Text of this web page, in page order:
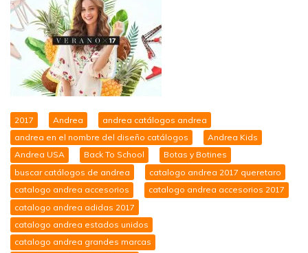
2017 Andrea
andrea catálogos andrea
andrea en el nombre del diseño catálogos
Andrea Kids
Andrea USA
Back To School
Botas y Botines
buscar catálogos de andrea
catalogo andrea 2017 queretaro
catalogo andrea accesorios
catalogo andrea accesorios 2017
catalogo andrea adidas 2017
catalogo andrea estados unidos
catalogo andrea grandes marcas